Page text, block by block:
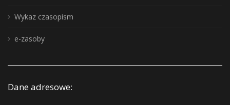
Wykaz czasopism
e-zasoby
Dane adresowe: